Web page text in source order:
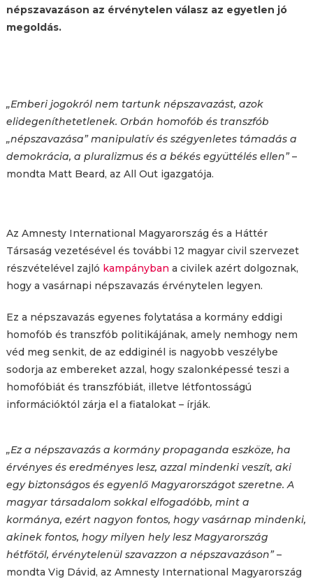
népszavazáson az érvénytelen válasz az egyetlen jó
megoldás.
„Emberi jogokról nem tartunk népszavazást, azok
elidegeníthetetlenek. Orbán homofób és transzfób
„népszavazása” manipulatív és szégyenletes támadás a
demokrácia, a pluralizmus és a békés együttélés ellen”–
mondta Matt Beard, az All Out igazgatója.
Az Amnesty International Magyarország és a Háttér
Társaság vezetésével és további 12 magyar civil szervezet
részvételével zajló kampányban a civilek azért dolgoznak,
hogy a vasárnapi népszavazás érvénytelen legyen.
Ez a népszavazás egyenes folytatása a kormány eddigi
homofób és transzfób politikájának, amely nemhogy nem
véd meg senkit, de az eddiginél is nagyobb veszélybe
sodorja az embereket azzal, hogy szalonképessé teszi a
homofóbiát és transzfóbiát, illetve létfontosságú
információktól zárja el a fiatalokat – írják.
„Ez a népszavazás a kormány propaganda eszköze, ha
érvényes és eredményes lesz, azzal mindenki veszít, aki
egy biztonságos és egyenlő Magyarországot szeretne. A
magyar társadalom sokkal elfogadóbb, mint a
kormánya, ezért nagyon fontos, hogy vasárnap mindenki,
akinek fontos, hogy milyen hely lesz Magyarország
hétfőtől, érvénytelenül szavazzon a népszavazáson”–
mondta Vig Dávid, az Amnesty International Magyarország